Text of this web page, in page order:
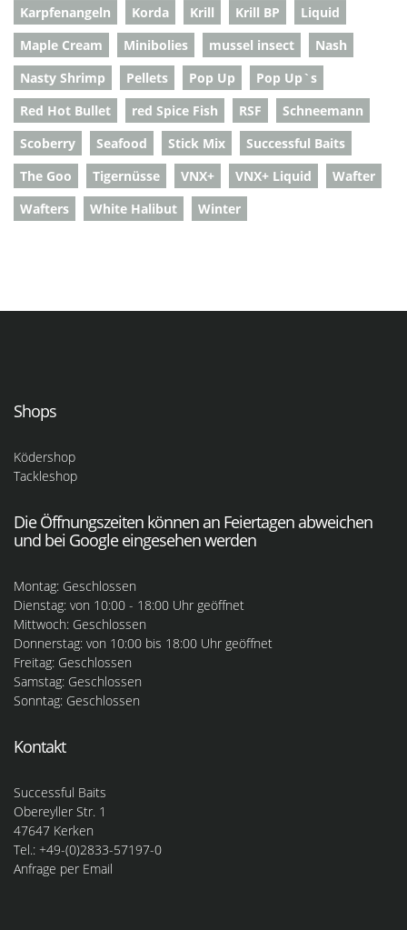
Karpfenangeln
Korda Krill Krill BP
Liquid
Maple Cream
Minibolies mussel insect
Nash
Nasty Shrimp
Pellets Pop Up
Pop Up`s
Red Hot Bullet
red Spice Fish RSF
Schneemann
Scoberry
Seafood Stick Mix
Successful Baits
The Goo
Tigernüsse VNX+ VNX+ Liquid
Wafter
Wafters
White Halibut Winter
Shops
Ködershop
Tackleshop
Die Öffnungszeiten können an Feiertagen abweichen
und bei Google eingesehen werden
Montag: Geschlossen
Dienstag: von 10:00 - 18:00 Uhr geöffnet
Mittwoch: Geschlossen
Donnerstag: von 10:00 bis 18:00 Uhr geöffnet
Freitag: Geschlossen
Samstag: Geschlossen
Sonntag: Geschlossen
Kontakt
Successful Baits
Obereyller Str. 1
47647 Kerken
Tel.: +49-(0)2833-57197-0
Anfrage per Email